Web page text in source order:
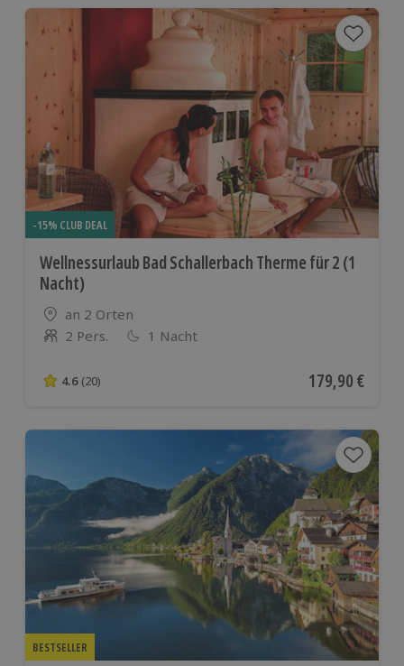
-15% CLUB DEAL
Wellnessurlaub Bad Schallerbach Therme für 2 (1
Nacht)
Standort
an 2 Orten
Anzahl der Teilnehmer
2 Pers. 1 Nacht
4.6 von 5 Sternen basierend auf 20 Bewertungen
4.6 (20) Aktueller Preis
179,90 €
BESTSELLER